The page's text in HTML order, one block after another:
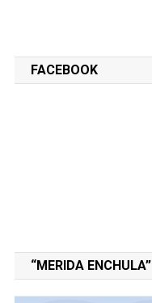
FACEBOOK
“MERIDA ENCHULA”